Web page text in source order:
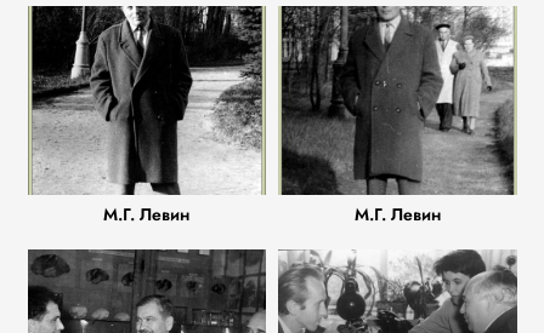
М.Г. Левин М.Г. Левин